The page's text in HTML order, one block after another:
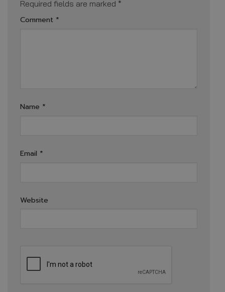
Required fields are marked *
Comment *
Name *
Email *
Website